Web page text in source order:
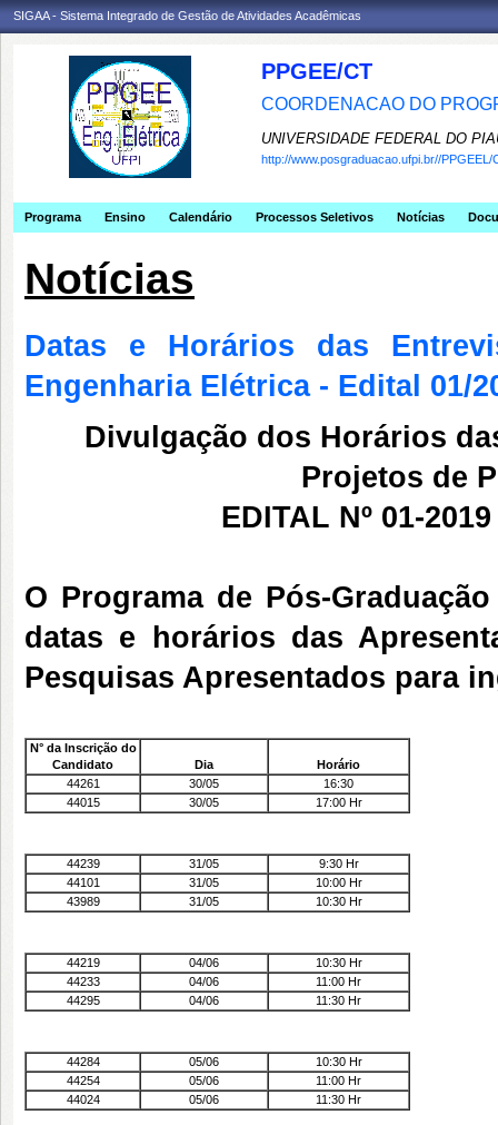
SIGAA - Sistema Integrado de Gestão de Atividades Acadêmicas
PPGEE/CT
COORDENACAO DO
UNIVERSIDADE FEDERAL DO
http://www.posgraduacao.ufpi.br//PPGEEL/
Programa Ensino Calendário Processos Seletivos Notícias
Notícias
Datas e Horários das
Engenharia Elétrica - Edital 01/
Divulgação dos Horários
Projetos de
EDITAL Nº 01-
O Programa de Pós-
datas e horários das
Pesquisas Apresentados para
N° da Inscrição do
Candidato
Dia
Horário
44261
30/05
16:30
44015
30/05 17:00 Hr
44239 31/05
9:30 Hr
44101
31/05
10:00 Hr
43989
31/05 10:30 Hr
44219 04/06
10:30 Hr
44233
04/06
11:00 Hr
44295
04/06 11:30 Hr
44284 05/06
10:30 Hr
44254
05/06
11:00 Hr
44024
05/06 11:30 Hr